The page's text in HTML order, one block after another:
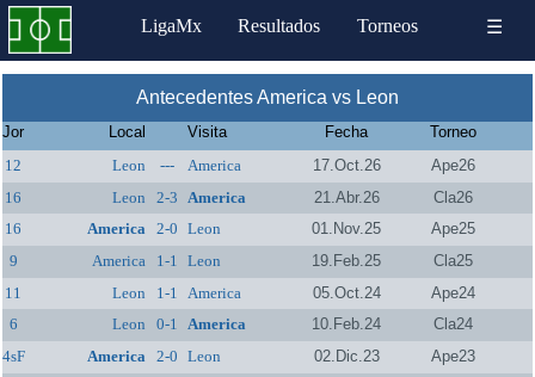
LigaMx Resultados Torneos ☰
Antecedentes America vs Leon
Jor Local Visita Fecha
Torneo
12
Leon --- America 17.Oct.26
Ape26
16
Leon 2-3 America 21.Abr.26
Cla26
16
America 2-0 Leon 01.Nov.25
Ape25
9
America 1-1 Leon 19.Feb.25
Cla25
11
Leon 1-1 America 05.Oct.24
Ape24
6
Leon 0-1 America 10.Feb.24
Cla24
4sF
America 2-0 Leon 02.Dic.23
Ape23